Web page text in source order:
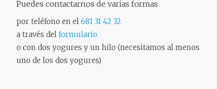
Puedes contactarnos de varias formas
por teléfono en el 681 31 42 32
a través del formulario
o con dos yogures y un hilo (necesitamos al menos
uno de los dos yogures)